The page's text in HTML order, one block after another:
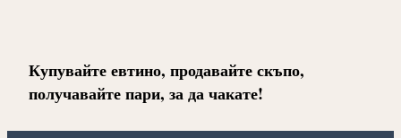
Купувайте евтино, продавайте скъпо,
получавайте пари, за да чакате!